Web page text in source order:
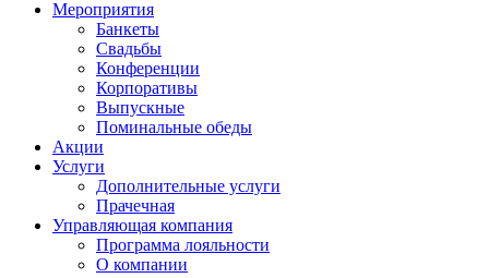
Мероприятия
Банкеты
Свадьбы
Конференции
Корпоративы
Выпускные
Поминальные обеды
Акции
Услуги
Дополнительные услуги
Прачечная
Управляющая компания
Программа лояльности
О компании